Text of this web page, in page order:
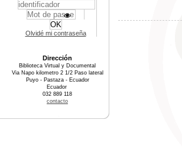
Olvidé mi contraseña
Dirección
Biblioteca Virtual y Documental
Via Napo kilometro 2 1/2 Paso lateral
Puyo - Pastaza - Ecuador
Ecuador
032 889 118
contacto